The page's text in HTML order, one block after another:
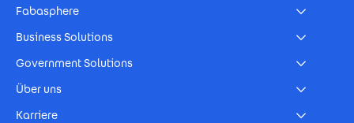
Fabasphere
Business Solutions
Government Solutions
Über uns
Karriere